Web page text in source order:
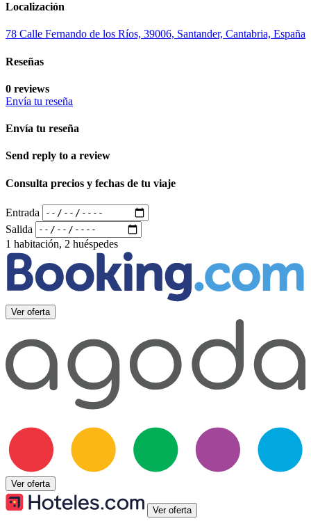
Localización
78 Calle Fernando de los Ríos, 39006, Santander, Cantabria, España
Reseñas
0 reviews
Envía tu reseña
Envía tu reseña
Send reply to a review
Consulta precios y fechas de tu viaje
Entrada
Salida
1 habitación, 2 huéspedes
Ver oferta
Ver oferta
Ver oferta